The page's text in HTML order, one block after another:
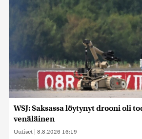
WSJ: Saksassa löytynyt drooni oli
venäläinen
Uutiset | 8.8.2026 16:19